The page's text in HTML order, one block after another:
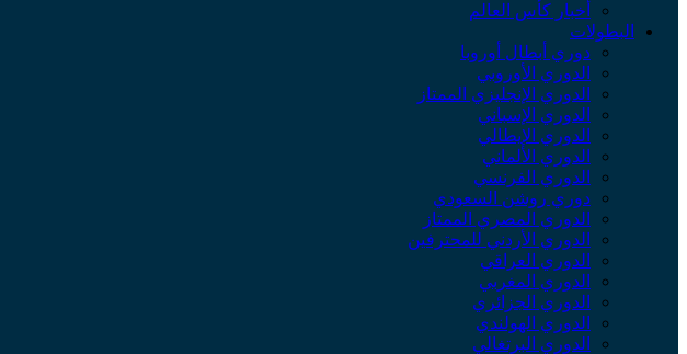
أخبار كأس العالم
البطولات
دوري أبطال أوروبا
الدوري الأوروبي
الدوري الإنجليزي الممتاز
الدوري الإسباني
الدوري الإيطالي
الدوري الألماني
الدوري الفرنسي
دوري روشن السعودي
الدوري المصري الممتاز
الدوري الأردني للمحترفين
الدوري العراقي
الدوري المغربي
الدوري الجزائري
الدوري الهولندي
الدوري البرتغالي